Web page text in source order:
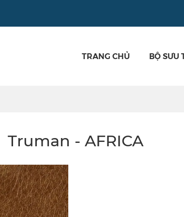
TRANG CHỦ BỘ SƯU
Truman - AFRICA